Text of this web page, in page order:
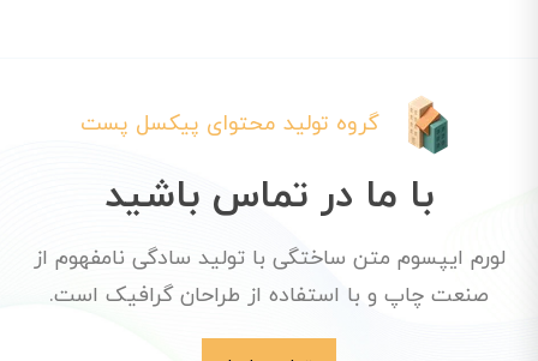
گروه تولید محتوای پیکسل پست
با ما در تماس باشید
لورم ایپسوم متن ساختگی با تولید سادگی نامفهوم از
صنعت چاپ و با استفاده از طراحان گرافیک است.